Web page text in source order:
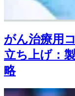
がん治療用
立ち上げ：
略